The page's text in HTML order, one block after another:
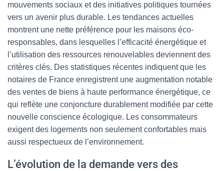
mouvements sociaux et des initiatives politiques tournées
vers un avenir plus durable. Les tendances actuelles
montrent une nette préférence pour les maisons éco-
responsables, dans lesquelles l’efficacité énergétique et
l’utilisation des ressources renouvelables deviennent des
critères clés. Des statistiques récentes indiquent que les
notaires de France enregistrent une augmentation notable
des ventes de biens à haute performance énergétique, ce
qui reflète une conjoncture durablement modifiée par cette
nouvelle conscience écologique. Les consommateurs
exigent des logements non seulement confortables mais
aussi respectueux de l’environnement.
L’évolution de la demande vers des